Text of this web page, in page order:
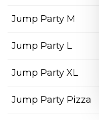
Jump Party M
Jump Party L
Jump Party XL
Jump Party Pizza